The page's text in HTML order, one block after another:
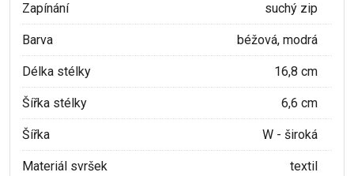
Zapínání suchý zip
Barva béžová, modrá
Délka stélky 16,8 cm
Šířka stélky 6,6 cm
Šířka W - široká
Materiál svršek textil